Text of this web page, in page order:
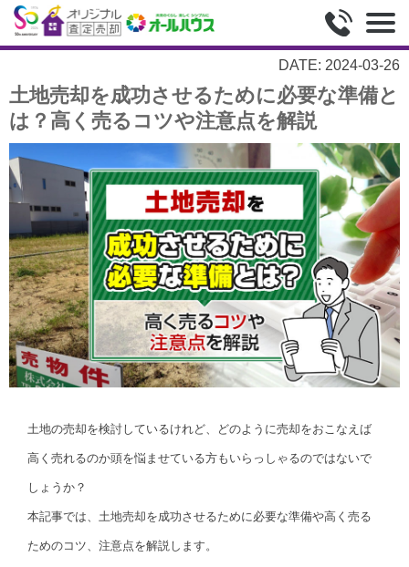
DATE: 2024-03-26
土地売却を成功させるために必要な準備と
は？高く売るコツや注意点を解説
土地の売却を検討しているけれど、どのように売却をおこなえば
高く売れるのか頭を悩ませている方もいらっしゃるのではないで
しょうか？
本記事では、土地売却を成功させるために必要な準備や高く売る
ためのコツ、注意点を解説します。